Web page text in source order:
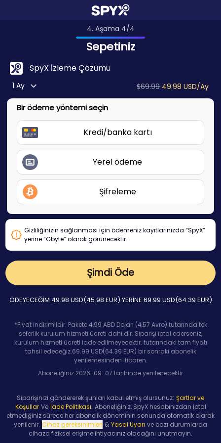
4. Aşama 4/4
Sepetiniz
SpyX İzleme Çözümü
1 Ay $69.99 49.98 USD/Ay
Bir ödeme yöntemi seçin
Kredi/banka kartı
Yerel ödeme
Şifreleme
Gizliliğinizin sağlanması için ödemeniz kayıtlarınızda “SpyX”
yerine “Gbyte” olarak görünecektir.
Şimdi Öde
ÖDEYECEĞİM 49.98 USD(45.98 EUR) YERİNE 69.99 USD(64.39 EUR)
*Fiyat indirimlidir. Pakete 4,99 ABD Doları (4,57 Avro) tutarında tek
seferlik kurulum hizmeti ücreti dahildir. Siparişi iptal ederseniz,
kurulum hizmeti ücreti iade edilmeyecektir. tutarındaki tam fiyatı
tahsil edeceğiz.69.99 USD(64.39 EUR) bir sonraki abonelik
yenilemesinden itibaren.
Aboneliğiniz 2026-09-07 tarihinde yenilenecektir
Siparişinizi göndererek şunları kabul etmiş olursunuz: Şartlar ve
Koşullar Ve İade Politikası. Aboneliğiniz, SpyX hesabınızdan iptal
etmediğiniz sürece her abonelik döneminin sonunda otomatik olarak
yenilenir. Cihaz gereksinimleri & Yasal Uyarı ve bazı durumlarda
cihaza fiziksel erişime ihtiyacınız olacağını unutmayın.